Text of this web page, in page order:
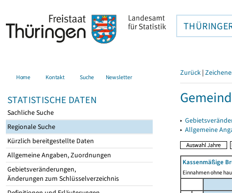
Home Kontakt Suche Newsletter
STATISTISCHE DATEN
Sachliche Suche
Regionale Suche
Kürzlich bereitgestellte Daten
Allgemeine Angaben, Zuordnungen
Gebietsveränderungen,
Änderungen zum Schlüsselverzeichnis
Zurück |
▸
▸ Allgemeine
Kassenmäßige
Einnahmen ohne